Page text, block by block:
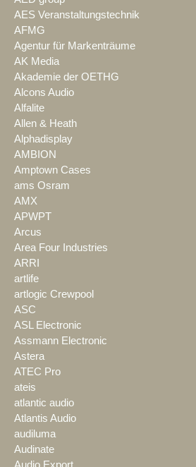
AES Veranstaltungstechnik
AFMG
Agentur für Markenträume
AK Media
Akademie der OETHG
Alcons Audio
Alfalite
Allen & Heath
Alphadisplay
AMBION
Amptown Cases
ams Osram
AMX
APWPT
Arcus
Area Four Industries
ARRI
artlife
artlogic Crewpool
ASC
ASL Electronic
Assmann Electronic
Astera
ATEC Pro
ateis
atlantic audio
Atlantis Audio
audiluma
Audinate